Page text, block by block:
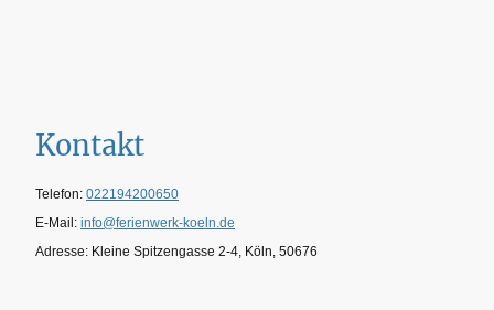
Kontakt
Telefon: 022194200650
E-Mail: info@ferienwerk-koeln.de
Adresse: Kleine Spitzengasse 2-4, Köln, 50676